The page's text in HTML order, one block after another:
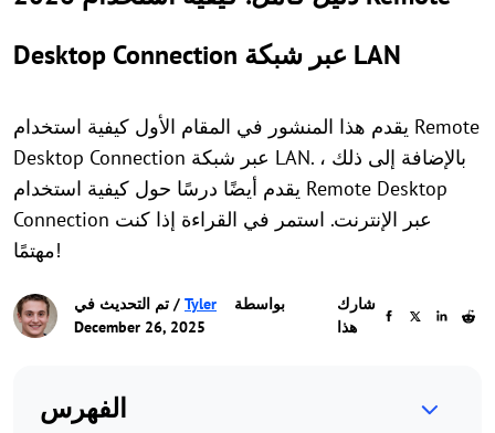
Desktop Connection عبر شبكة LAN
يقدم هذا المنشور في المقام الأول كيفية استخدام Remote
Desktop Connection عبر شبكة LAN. بالإضافة إلى ذلك ،
يقدم أيضًا درسًا حول كيفية استخدام Remote Desktop
Connection عبر الإنترنت. استمر في القراءة إذا كنت
مهتمًا!
بواسطة Tyler / تم التحديث في
December 26, 2025
شارك
هذا
الفهرس